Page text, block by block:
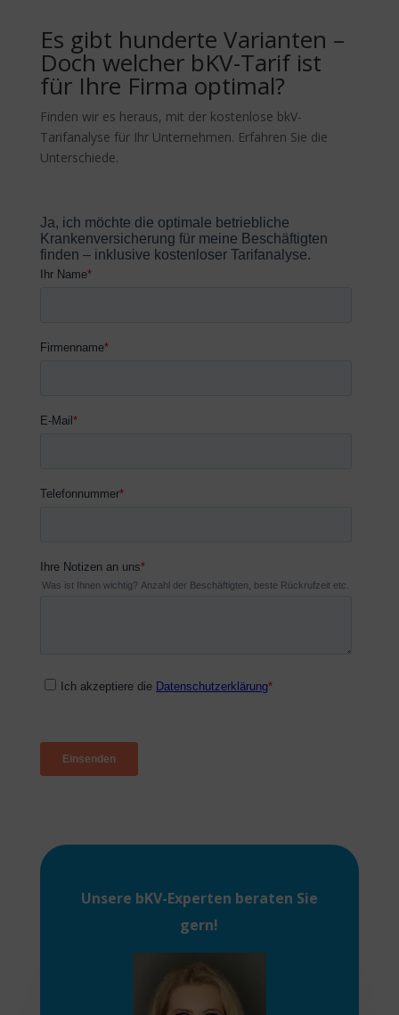
Es gibt hunderte Varianten –
Doch welcher bKV-Tarif ist
für Ihre Firma optimal?
Finden wir es heraus, mit der kostenlose bkV-
Tarifanalyse für Ihr Unternehmen. Erfahren Sie die
Unterschiede.
Unsere bKV-Experten beraten Sie
gern!